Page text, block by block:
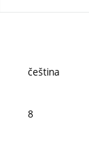
čeština
8